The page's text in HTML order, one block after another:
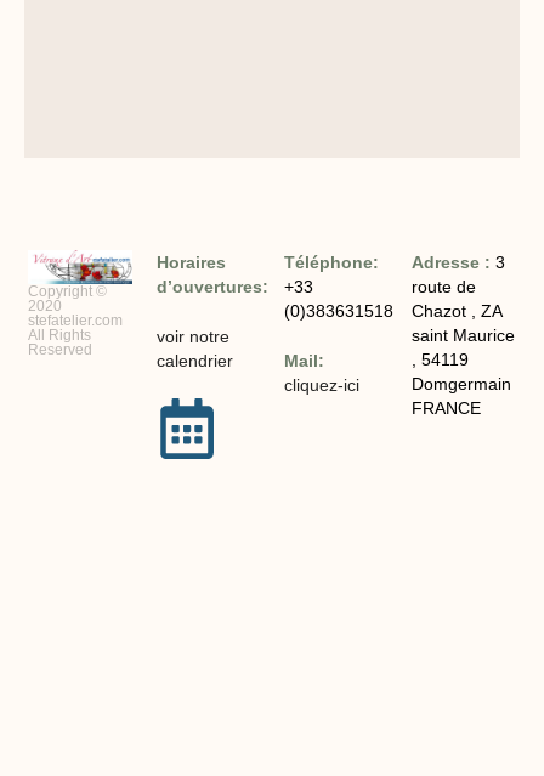
Copyright ©
2020
stefatelier.com
All Rights
Reserved
Horaires
d’ouvertures:
voir notre
calendrier
Téléphone:
+33
(0)383631518
Mail:
cliquez-ici
Adresse : 3
route de
Chazot , ZA
saint Maurice
, 54119
Domgermain
FRANCE